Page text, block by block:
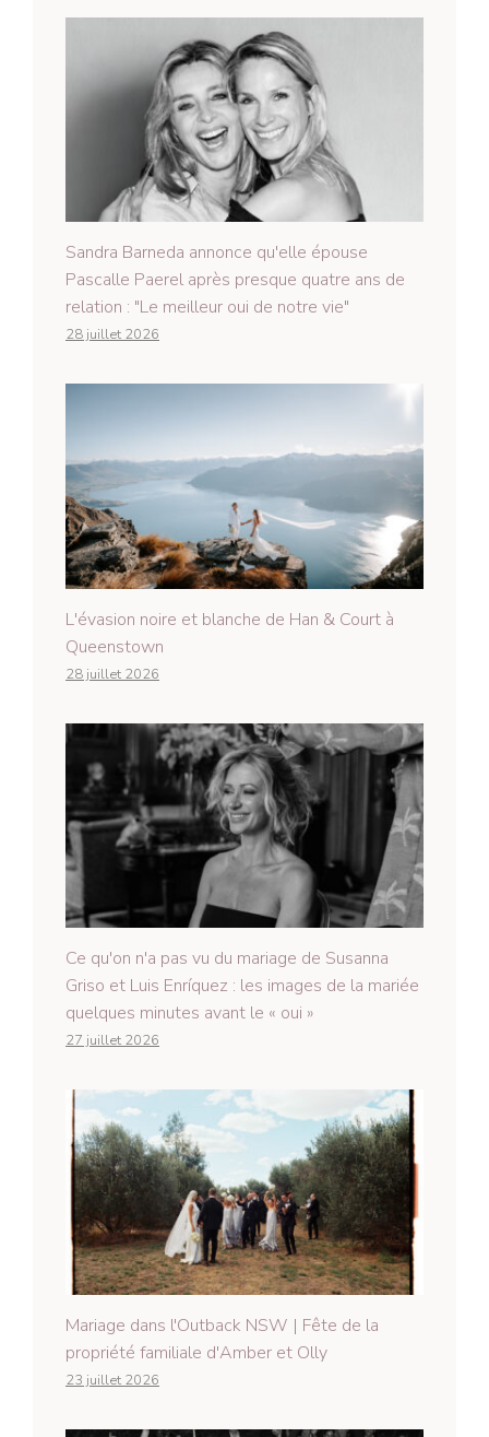
Sandra Barneda annonce qu'elle épouse
Pascalle Paerel après presque quatre ans de
relation : "Le meilleur oui de notre vie"
28 juillet 2026
L'évasion noire et blanche de Han & Court à
Queenstown
28 juillet 2026
Ce qu'on n'a pas vu du mariage de Susanna
Griso et Luis Enríquez : les images de la mariée
quelques minutes avant le « oui »
27 juillet 2026
Mariage dans l'Outback NSW | Fête de la
propriété familiale d'Amber et Olly
23 juillet 2026